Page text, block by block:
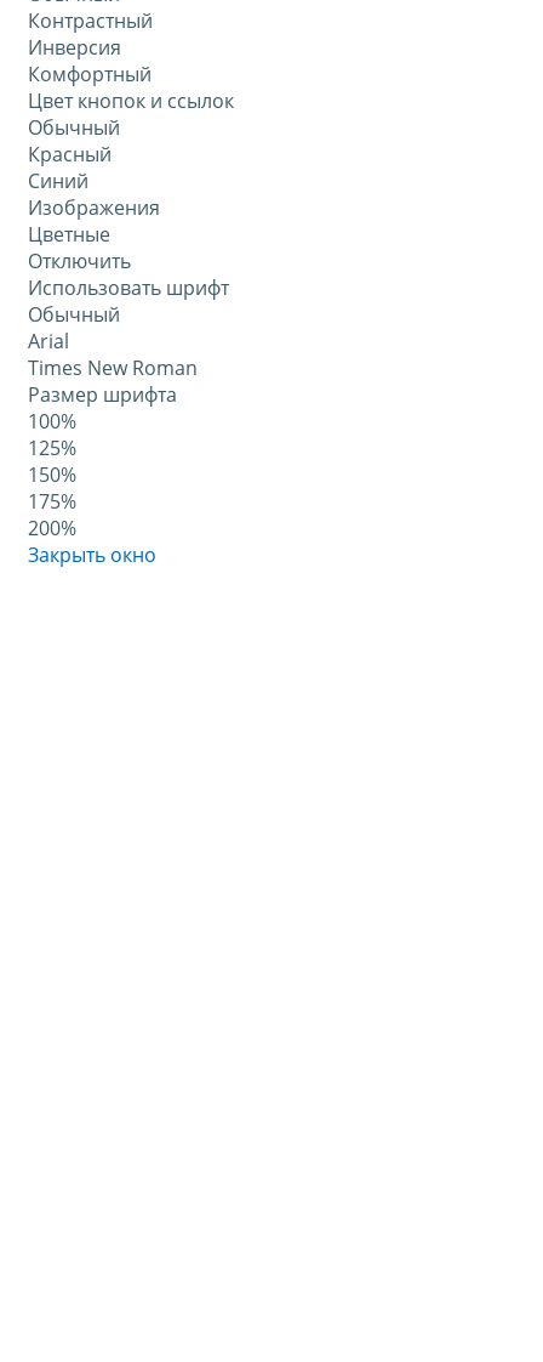
Контрастный
Инверсия
Комфортный
Цвет кнопок и ссылок
Обычный
Красный
Синий
Изображения
Цветные
Отключить
Использовать шрифт
Обычный
Arial
Times New Roman
Размер шрифта
100%
125%
150%
175%
200%
Закрыть окно